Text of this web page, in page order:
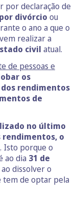
por declaração de
divórcio ou
o ano a que o
realizar a
civil atual.
de pessoas e
os
rendimentos
de
no último
rendimentos, o
. Isto porque o
ao dia 31 de
dissolver o
tem de optar pela